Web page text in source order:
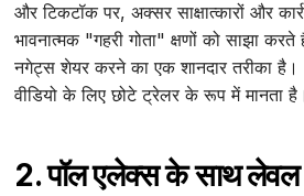
और टिकटॉक पर, अक्सर साक्षात्कारों और
भावनात्मक "गहरी गोता" क्षणों को साझा
नगेट्स शेयर करने का एक शानदार तरीका है।
वीडियो के लिए छोटे ट्रेलर के रूप में मानता है।
2. पॉल एलेक्स के साथ